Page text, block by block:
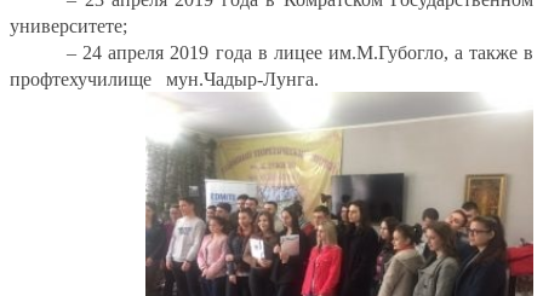
университете;
– 24 апреля 2019 года в лицее им.М.Губогло, а также в
профтехучилище
мун.Чадыр-Лунга.